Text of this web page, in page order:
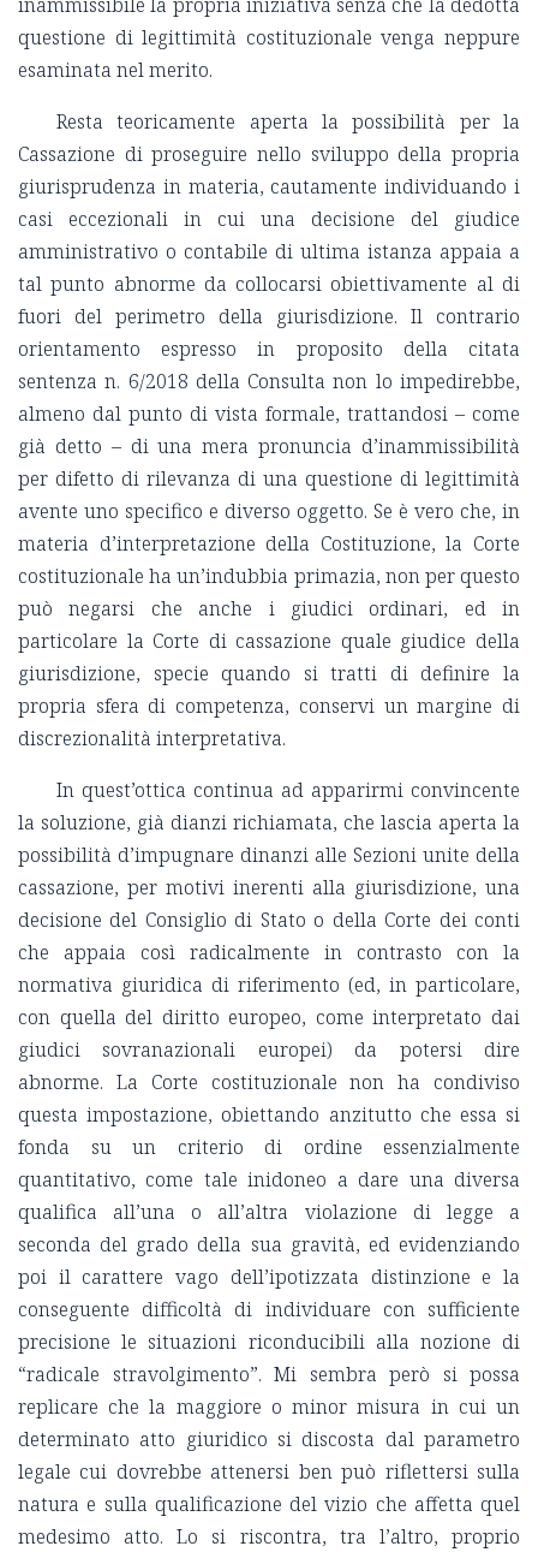
questione di legittimità costituzionale venga neppure
esaminata nel merito.
Resta teoricamente aperta la possibilità per la
Cassazione di proseguire nello sviluppo della propria
giurisprudenza in materia, cautamente individuando i
casi eccezionali in cui una decisione del giudice
amministrativo o contabile di ultima istanza appaia a
tal punto abnorme da collocarsi obiettivamente al di
fuori del perimetro della giurisdizione. Il contrario
orientamento espresso in proposito della citata
sentenza n. 6/2018 della Consulta non lo impedirebbe,
almeno dal punto di vista formale, trattandosi – come
già detto – di una mera pronuncia d’inammissibilità
per difetto di rilevanza di una questione di legittimità
avente uno specifico e diverso oggetto. Se è vero che, in
materia d’interpretazione della Costituzione, la Corte
costituzionale ha un’indubbia primazia, non per questo
può negarsi che anche i giudici ordinari, ed in
particolare la Corte di cassazione quale giudice della
giurisdizione, specie quando si tratti di definire la
propria sfera di competenza, conservi un margine di
discrezionalità interpretativa.
In quest’ottica continua ad apparirmi convincente
la soluzione, già dianzi richiamata, che lascia aperta la
possibilità d’impugnare dinanzi alle Sezioni unite della
cassazione, per motivi inerenti alla giurisdizione, una
decisione del Consiglio di Stato o della Corte dei conti
che appaia così radicalmente in contrasto con la
normativa giuridica di riferimento (ed, in particolare,
con quella del diritto europeo, come interpretato dai
giudici sovranazionali europei) da potersi dire
abnorme. La Corte costituzionale non ha condiviso
questa impostazione, obiettando anzitutto che essa si
fonda su un criterio di ordine essenzialmente
quantitativo, come tale inidoneo a dare una diversa
qualifica all’una o all’altra violazione di legge a
seconda del grado della sua gravità, ed evidenziando
poi il carattere vago dell’ipotizzata distinzione e la
conseguente difficoltà di individuare con sufficiente
precisione le situazioni riconducibili alla nozione di
“radicale stravolgimento”. Mi sembra però si possa
replicare che la maggiore o minor misura in cui un
determinato atto giuridico si discosta dal parametro
legale cui dovrebbe attenersi ben può riflettersi sulla
natura e sulla qualificazione del vizio che affetta quel
medesimo atto. Lo si riscontra, tra l’altro, proprio